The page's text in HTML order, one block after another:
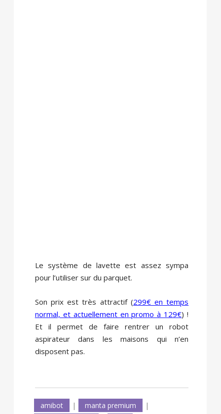
Le système de lavette est assez sympa
pour l’utiliser sur du parquet.
Son prix est très attractif (299€ en temps
normal, et actuellement en promo à 129€) !
Et il permet de faire rentrer un robot
aspirateur dans les maisons qui n’en
disposent pas.
amibot | manta premium |